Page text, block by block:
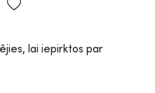
lai iepirktos par